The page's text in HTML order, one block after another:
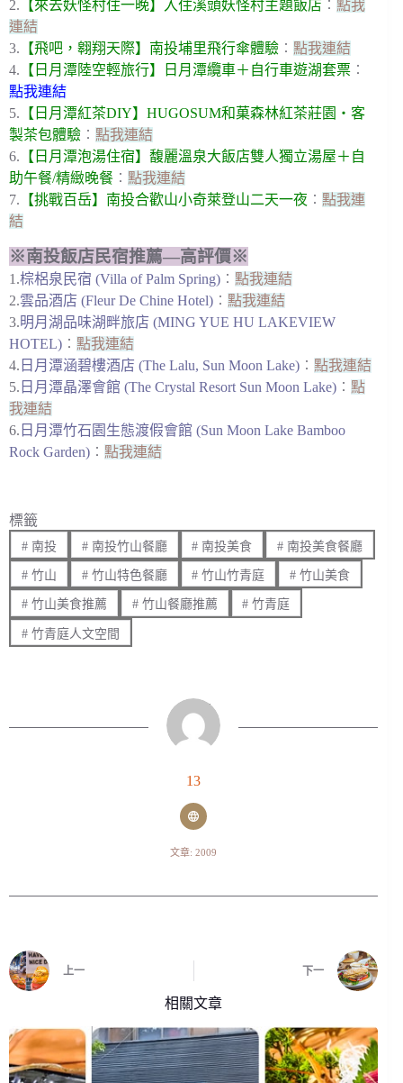
2. 【來去妖怪村住一晚】入住溪頭妖怪村主題飯店 ︰ 點我
連結
3. 【飛吧，翱翔天際】南投埔里飛行傘體驗 ︰ 點我連結
4. 【日月潭陸空輕旅行】日月潭纜車＋自行車遊湖套票 ︰
點我連結
5. 【日月潭紅茶DIY】HUGOSUM和菓森林紅茶莊園・客
製茶包體驗 ︰ 點我連結
6. 【日月潭泡湯住宿】馥麗溫泉大飯店雙人獨立湯屋＋自
助午餐/精緻晚餐 ︰ 點我連結
7. 【挑戰百岳】南投合歡山小奇萊登山二天一夜 ︰ 點我連
結
※南投飯店民宿推薦—高評價※
1.棕梠泉民宿 (Villa of Palm Spring) ︰ 點我連結
2.雲品酒店 (Fleur De Chine Hotel) ︰ 點我連結
3.明月湖品味湖畔旅店 (MING YUE HU LAKEVIEW
HOTEL) ︰ 點我連結
4. 日月潭涵碧樓酒店 (The Lalu, Sun Moon Lake) ︰ 點我連結
5. 日月潭晶澤會館 (The Crystal Resort Sun Moon Lake) ︰ 點
我連結
6. 日月潭竹石園生態渡假會館 (Sun Moon Lake Bamboo
Rock Garden) ︰ 點我連結
標籤
#南投 #南投竹山餐廳 # 南投美食 # 南投美食餐廳
#竹山 #竹山特色餐廳 # 竹山竹青庭 # 竹山美食
#竹山美食推薦 #竹山餐廳推薦 # 竹青庭
#竹青庭人文空間
13
文章: 2009
上一 下一
相關文章